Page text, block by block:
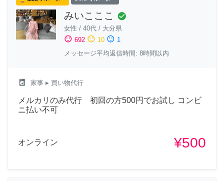
みいこここ check_circle
女性 / 40代 / 大分県
sentiment_satisfied 692 sentiment_neutral 10 sentiment_dissatisfied 1
メッセージ平均返信時間: 8時間以内
local_laundry_service 家事 ▸ 買い物代行
メルカリのみ代行 初回の方500円でお試し コンビ
ニ払い不可
オンライン ¥500